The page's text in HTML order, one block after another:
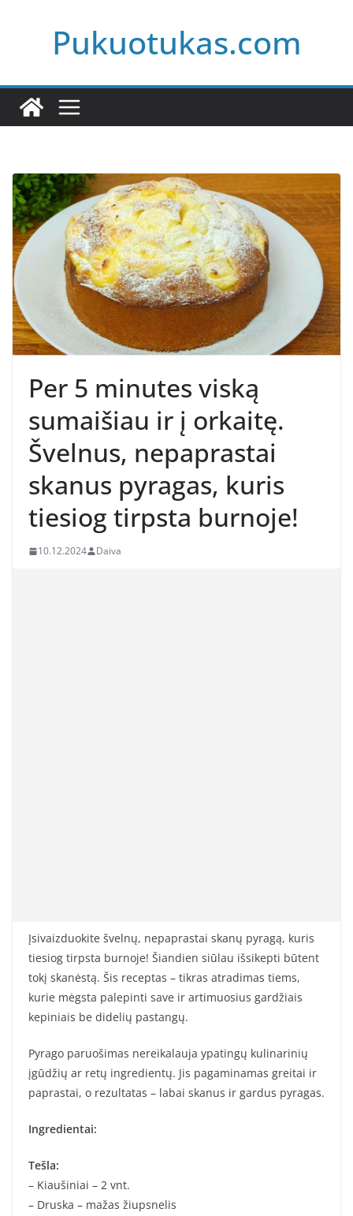
Pukuotukas.com
Per 5 minutes viską
sumaišiau ir į orkaitę.
Švelnus, nepaprastai
skanus pyragas, kuris
tiesiog tirpsta burnoje!
10.12.2024 Daiva
Įsivaizduokite švelnų, nepaprastai skanų pyragą, kuris
tiesiog tirpsta burnoje! Šiandien siūlau išsikepti būtent
tokį skanėstą. Šis receptas – tikras atradimas tiems,
kurie mėgsta palepinti save ir artimuosius gardžiais
kepiniais be didelių pastangų.
Pyrago paruošimas nereikalauja ypatingų kulinarinių
įgūdžių ar retų ingredientų. Jis pagaminamas greitai ir
paprastai, o rezultatas – labai skanus ir gardus pyragas.
Ingredientai:
Tešla:
– Kiaušiniai – 2 vnt.
– Druska – mažas žiupsnelis